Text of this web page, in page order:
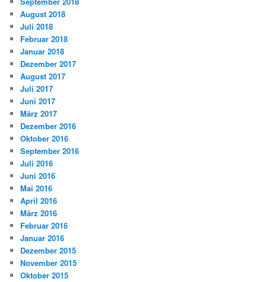
August 2018
Juli 2018
Februar 2018
Januar 2018
Dezember 2017
August 2017
Juli 2017
Juni 2017
März 2017
Dezember 2016
Oktober 2016
September 2016
Juli 2016
Juni 2016
Mai 2016
April 2016
März 2016
Februar 2016
Januar 2016
Dezember 2015
November 2015
Oktober 2015